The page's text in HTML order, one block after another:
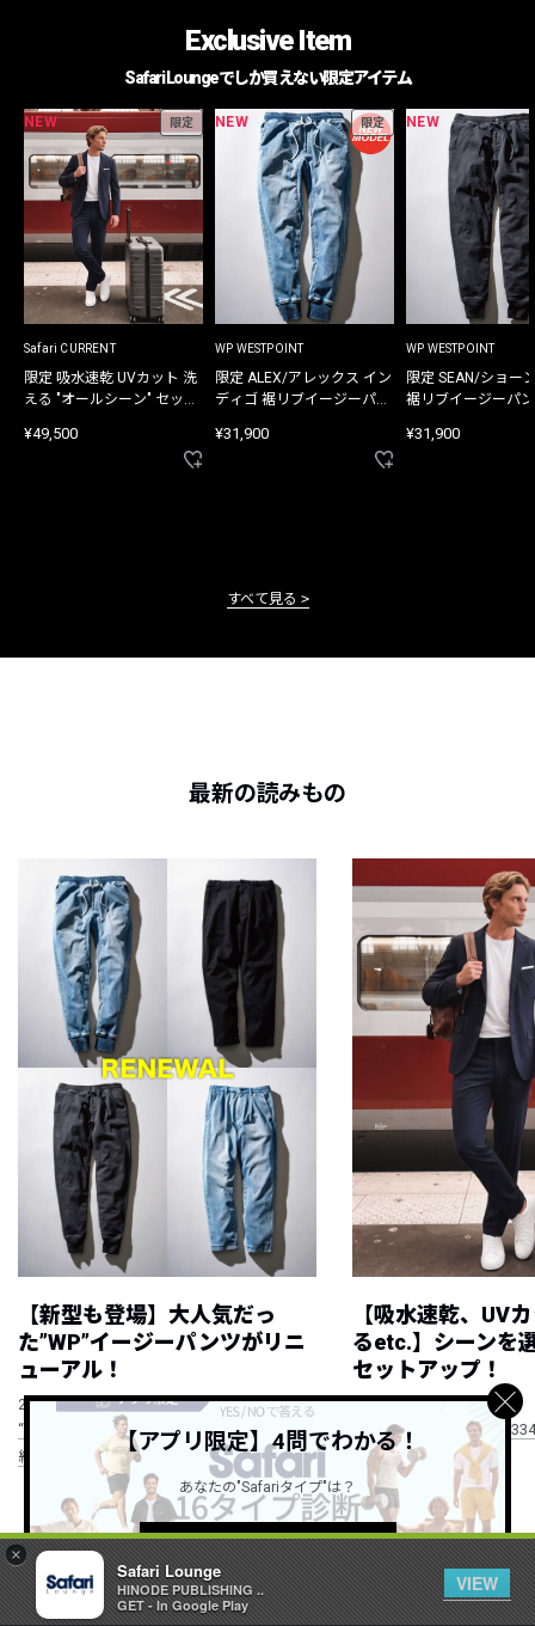
×
Safari Lounge
HINODE PUBLISHING ..
GET - In Google Play
VIEW
Exclusive Item
Safari Loungeでしか買えない限定アイテム
NEW 限定
Safari CURRENT
限定 吸水速乾 UVカット 洗
える "オールシーン" セット
¥49,500
NEW 限定
WP WESTPOINT
限定 ALEX/アレックス イン
ディゴ 裾リブイージーパン
¥31,900
NEW
WP WESTPOINT
限定 SEAN/ショー
裾リブイージーパ
¥31,900
すべて見る
最新の読みもの
【新型も登場】大人気だっ
た”WP”イージーパンツがリニ
ューアル！
2026.08.08
NEW
“WP”のイージーパンツを徹底解説&コーデ
紹介
【吸水速乾、UV
るetc.】シーンを
セットアップ！
2026.08.07
NEW
RECOMMEND ITEM vol.334
すべて見る
【アプリ限定】4問でわかる！
あなたの"Safariタイプ"は？
詳しくはこちら ＞